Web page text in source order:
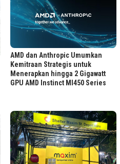
AMD dan Anthropic Umumkan
Kemitraan Strategis untuk
Menerapkan hingga 2 Gigawatt
GPU AMD Instinct MI450 Series